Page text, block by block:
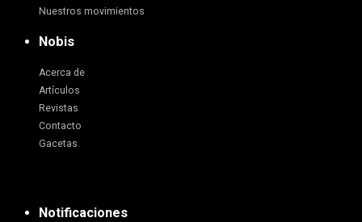
Nuestros movimientos
Nobis
Acerca de
Artículos
Revistas
Contacto
Gacetas
Notificaciones